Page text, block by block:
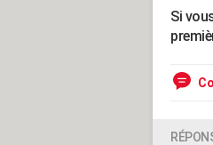
Si